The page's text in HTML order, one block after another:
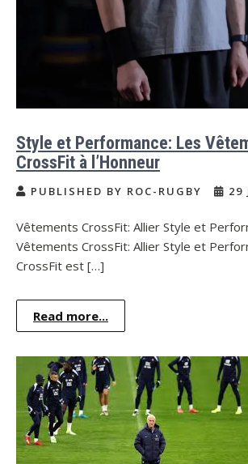
Style et Performance: Les
CrossFit à l’Honneur
PUBLISHED BY ROC-RUGBY 29
Vêtements CrossFit: Allier Style et
Vêtements CrossFit: Allier Style et
CrossFit est […]
Read more...